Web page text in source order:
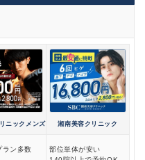
ニックメンズ 湘南美容クリニック
ラン多数
部位単体が安い